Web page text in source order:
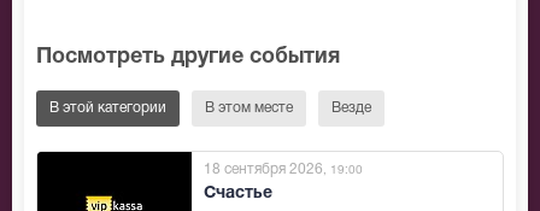
Посмотреть другие события
В этой категории В этом месте Везде
Счастье
18 сентября 2026 , 19:00